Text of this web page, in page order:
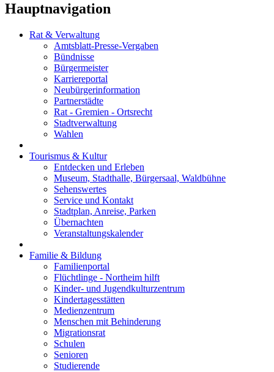
Hauptnavigation
Rat & Verwaltung
Amtsblatt-Presse-Vergaben
Bündnisse
Bürgermeister
Karriereportal
Neubürgerinformation
Partnerstädte
Rat - Gremien - Ortsrecht
Stadtverwaltung
Wahlen
Tourismus & Kultur
Entdecken und Erleben
Museum, Stadthalle, Bürgersaal, Waldbühne
Sehenswertes
Service und Kontakt
Stadtplan, Anreise, Parken
Übernachten
Veranstaltungskalender
Familie & Bildung
Familienportal
Flüchtlinge - Northeim hilft
Kinder- und Jugendkulturzentrum
Kindertagesstätten
Medienzentrum
Menschen mit Behinderung
Migrationsrat
Schulen
Senioren
Studierende